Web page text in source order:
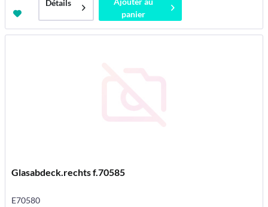
Détails
panier
Glasabdeck.rechts f.70585
E70580